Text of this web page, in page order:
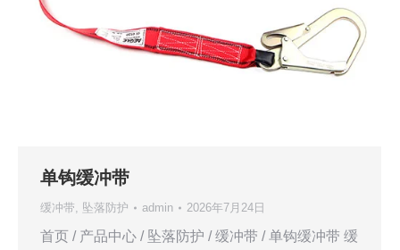
单钩缓冲带
缓冲带, 坠落防护 admin 2026年7月24日
首页 / 产品中心 / 坠落防护 / 缓冲带 / 单钩缓冲带 缓